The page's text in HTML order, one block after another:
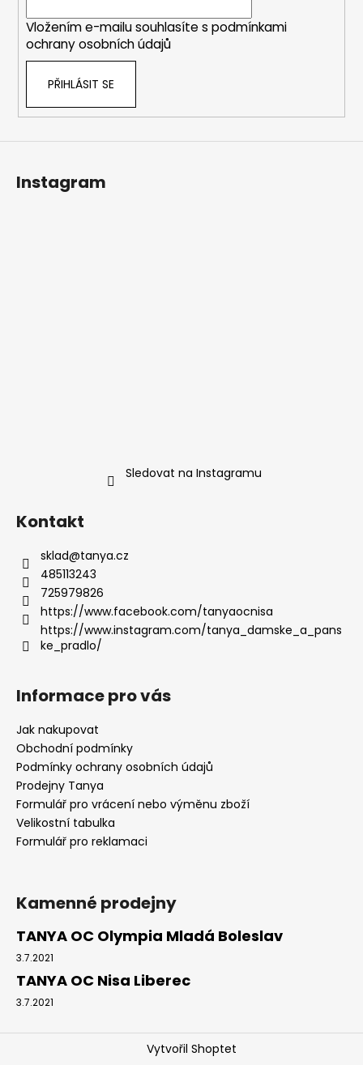
Vložením e-mailu souhlasíte s podmínkami
ochrany osobních údajů
PŘIHLÁSIT SE
Instagram
Sledovat na Instagramu
Kontakt
sklad@tanya.cz
485113243
725979826
https://www.facebook.com/tanyaocnisa
https://www.instagram.com/tanya_damske_a_pans
ke_pradlo/
Informace pro vás
Jak nakupovat
Obchodní podmínky
Podmínky ochrany osobních údajů
Prodejny Tanya
Formulář pro vrácení nebo výměnu zboží
Velikostní tabulka
Formulář pro reklamaci
Kamenné prodejny
TANYA OC Olympia Mladá Boleslav
3.7.2021
TANYA OC Nisa Liberec
3.7.2021
Vytvořil Shoptet